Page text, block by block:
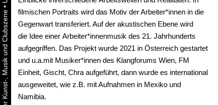
•
filmischen Portraits wird das Motiv der Arbeiter*innen in die
Gegenwart transferiert. Auf der akustischen Ebene wird
die Idee einer Arbeiter*innenmusik des 21. Jahrhunderts
aufgegriffen. Das Projekt wurde 2021 in Österreich gestartet
und u.a.mit Musiker*innen des Klangforums Wien, FM
Einheit, Gischt, Chra aufgeführt, dann wurde es international
ausgeweitet, wie z.B. mit Aufnahmen in Mexiko und
Namibia.